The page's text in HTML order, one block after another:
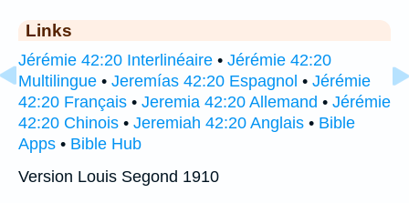
Links
Jérémie 42:20 Interlinéaire • Jérémie 42:20
Multilingue • Jeremías 42:20 Espagnol • Jérémie
42:20 Français • Jeremia 42:20 Allemand • Jérémie
42:20 Chinois • Jeremiah 42:20 Anglais • Bible
Apps • Bible Hub
Version Louis Segond 1910